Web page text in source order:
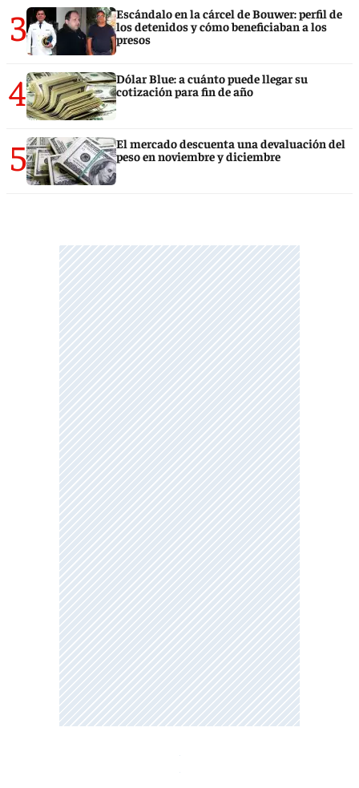
3
Escándalo en la cárcel de Bouwer: perfil de
los detenidos y cómo beneficiaban a los
presos
4
Dólar Blue: a cuánto puede llegar su
cotización para fin de año
5
El mercado descuenta una devaluación del
peso en noviembre y diciembre